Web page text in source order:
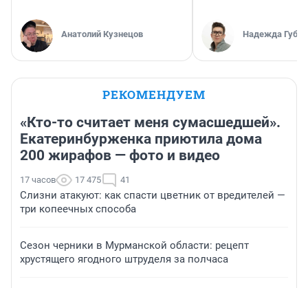
Анатолий Кузнецов Надежда
РЕКОМЕНДУЕМ
«Кто-то считает меня сумасшедшей».
Екатеринбурженка приютила дома
200 жирафов — фото и видео
17 часов 17 475 41
Слизни атакуют: как спасти цветник от вредителей —
три копеечных способа
Сезон черники в Мурманской области: рецепт
хрустящего ягодного штруделя за полчаса